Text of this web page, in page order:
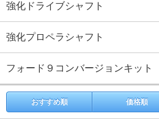
強化ドライブシャフト
強化プロペラシャフト
フォード９コンバージョンキット
おすすめ順 価格順